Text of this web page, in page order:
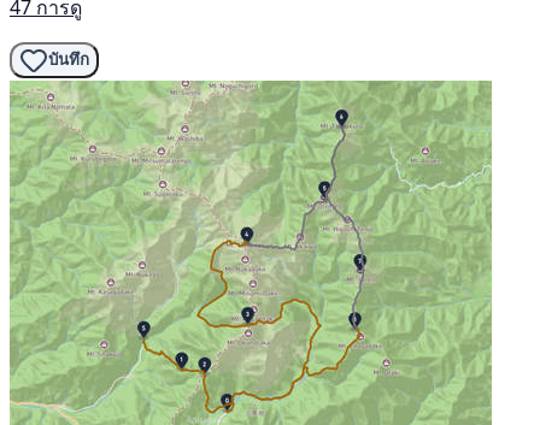
47 การดู
บันทึก